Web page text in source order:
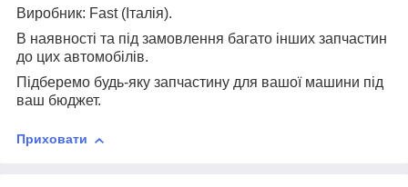
Виробник: Fast (Італія).
В наявності та під замовлення багато інших запчастин
до цих автомобілів.
Підберемо будь-яку запчастину для вашої машини під
ваш бюджет.
Приховати